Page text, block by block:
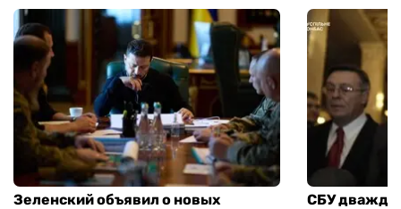
Зеленский объявил о новых
СБУ дважды